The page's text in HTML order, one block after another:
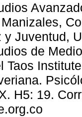
y Juventud,
de
Taos
H5: 19.